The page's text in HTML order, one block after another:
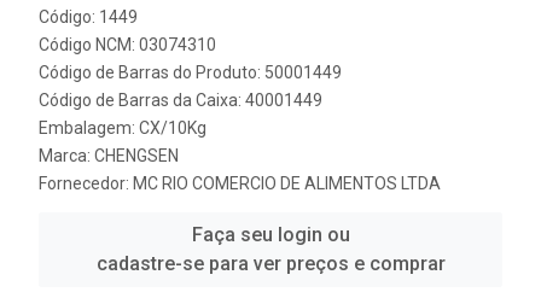
Código: 1449
Código NCM: 03074310
Código de Barras do Produto: 50001449
Código de Barras da Caixa: 40001449
Embalagem: CX/10Kg
Marca: CHENGSEN
Fornecedor: MC RIO COMERCIO DE ALIMENTOS LTDA
Faça seu login ou
cadastre-se para ver preços e comprar